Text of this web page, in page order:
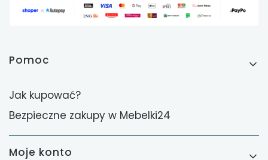
Linki w stopce
Pomoc
Jak kupować?
Bezpieczne zakupy w Mebelki24
Moje konto